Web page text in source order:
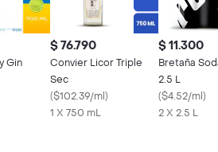
Gin
$ 76.790
Convier Licor Triple
Sec
($102.39/ml)
1 X 750 mL
$ 11.300
Bretaña
2.5 L
($4.52/ml)
2 X 2.5 L